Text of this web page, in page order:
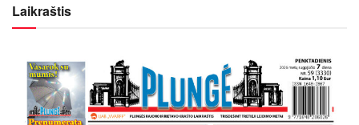
Laikraštis